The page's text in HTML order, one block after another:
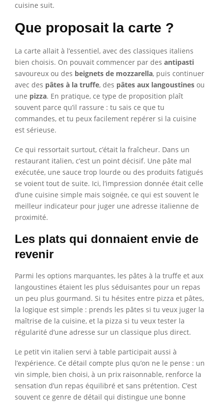
cuisine suit.
Que proposait la carte ?
La carte allait à l’essentiel, avec des classiques italiens
bien choisis. On pouvait commencer par des antipasti
savoureux ou des beignets de mozzarella, puis continuer
avec des pâtes à la truffe, des pâtes aux langoustines ou
une pizza. En pratique, ce type de proposition plaît
souvent parce qu’il rassure : tu sais ce que tu
commandes, et tu peux facilement repérer si la cuisine
est sérieuse.
Ce qui ressortait surtout, c’était la fraîcheur. Dans un
restaurant italien, c’est un point décisif. Une pâte mal
exécutée, une sauce trop lourde ou des produits fatigués
se voient tout de suite. Ici, l’impression donnée était celle
d’une cuisine simple mais soignée, ce qui est souvent le
meilleur indicateur pour juger une adresse italienne de
proximité.
Les plats qui donnaient envie de
revenir
Parmi les options marquantes, les pâtes à la truffe et aux
langoustines étaient les plus séduisantes pour un repas
un peu plus gourmand. Si tu hésites entre pizza et pâtes,
la logique est simple : prends les pâtes si tu veux juger la
maîtrise de la cuisine, et la pizza si tu veux tester la
régularité d’une adresse sur un classique plus direct.
Le petit vin italien servi à table participait aussi à
l’expérience. Ce détail compte plus qu’on ne le pense : un
vin simple, bien choisi, à un prix raisonnable, renforce la
sensation d’un repas équilibré et sans prétention. C’est
souvent ce genre de détail qui distingue une bonne